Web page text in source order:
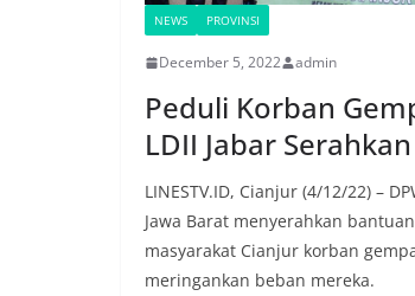
NEWS PROVINSI
December 5, 2022 admin
Peduli Korban
LDII Jabar
LINESTV.ID, Cianjur (4/12/22) –
Jawa Barat menyerahkan
masyarakat Cianjur korban
meringankan beban mereka.